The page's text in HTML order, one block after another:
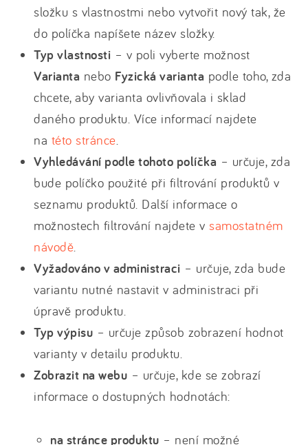
složku s vlastnostmi nebo vytvořit nový tak, že
do políčka napíšete název složky.
Typ vlastnosti – v poli vyberte možnost
Varianta nebo Fyzická varianta podle toho, zda
chcete, aby varianta ovlivňovala i sklad
daného produktu. Více informací najdete
na této stránce.
Vyhledávání podle tohoto políčka – určuje, zda
bude políčko použité při filtrování produktů v
seznamu produktů. Další informace o
možnostech filtrování najdete v samostatném
návodě.
Vyžadováno v administraci – určuje, zda bude
variantu nutné nastavit v administraci při
úpravě produktu.
Typ výpisu – určuje způsob zobrazení hodnot
varianty v detailu produktu.
Zobrazit na webu – určuje, kde se zobrazí
informace o dostupných hodnotách:
na stránce produktu – není možné